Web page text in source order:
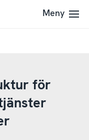
Meny
för